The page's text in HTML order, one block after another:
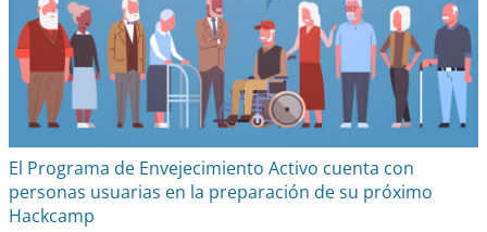
El Programa de Envejecimiento Activo cuenta con
personas usuarias en la preparación de su próximo
Hackcamp